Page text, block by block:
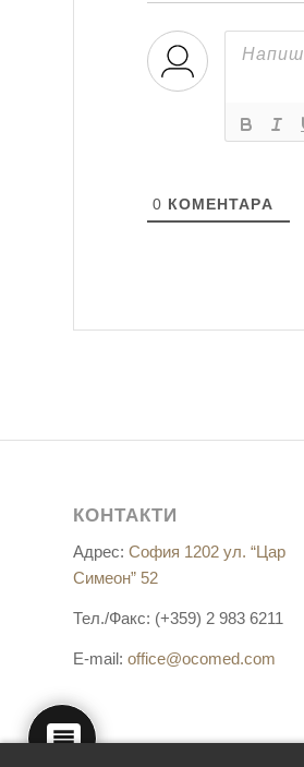
0 КОМЕНТАРA
КОНТАКТИ
Адрес: София 1202 ул. “Цар
Симеон” 52
Тел./Факс: (+359) 2 983 6211
E-mail: office@ocomed.com